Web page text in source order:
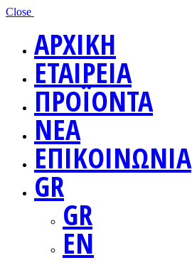
Close
ΑΡΧΙΚΗ
ΕΤΑΙΡΕΙΑ
ΠΡΟΪΟΝΤΑ
ΝΕΑ
ΕΠΙΚΟΙΝΩΝΙΑ
GR
GR
EN